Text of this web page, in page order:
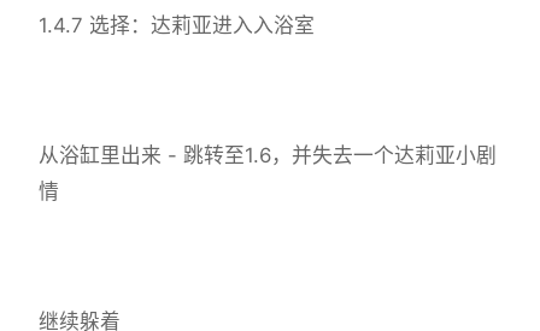
1.4.7 选择：达莉亚进入入浴室
从浴缸里出来 - 跳转至1.6，并失去一个达莉亚小剧
情
继续躲着